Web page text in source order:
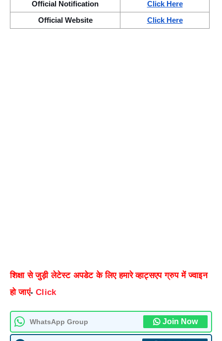
Official Notification Click Here
Official Website Click Here
शिक्षा से जुड़ी लेटेस्ट अपडेट के लिए हमारे व्हाट्सएप ग्रुप में ज्वाइन
हो जाएं-Click
WhatsApp Group Join Now